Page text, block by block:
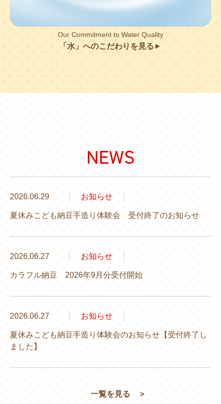
Our Commitment to Water Quality
「水」へのこだわりを見る ▲
NEWS
2026.06.29 お知らせ
夏休みこども納豆手造り体験会 受付終了のお知らせ
2026.06.27 お知らせ
カラフル納豆 2026年9月分受付開始
2026.06.27 お知らせ
夏休みこども納豆手造り体験会のお知らせ【受付終了し
ました】
一覧を見る ＞